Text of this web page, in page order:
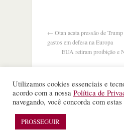
← Otan acata pressão de
gastos em defesa na Europa
EUA retiram proibição e
Nota Alta ESPM
. Todos
WordPress Theme
Utilizamos cookies essenciais e
acordo com a nossa Política de
navegando, você concorda com
PROSSEGUIR